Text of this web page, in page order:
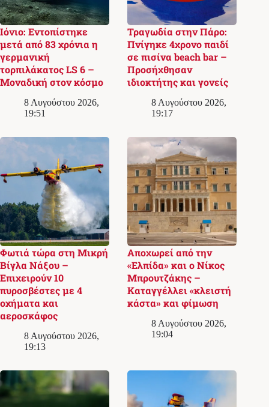
Ιόνιο: Εντοπίστηκε
μετά από 83 χρόνια η
γερμανική
τορπιλάκατος LS 6 –
Μοναδική στον κόσμο
8 Αυγούστου 2026,
19:51
Τραγωδία στην Πάρο:
Πνίγηκε 4χρονο παιδί
σε πισίνα beach bar –
Προσήχθησαν
ιδιοκτήτης και γονείς
8 Αυγούστου 2026,
19:17
Φωτιά τώρα στη Μικρή
Βίγλα Νάξου –
Επιχειρούν 10
πυροσβέστες με 4
οχήματα και
αεροσκάφος
8 Αυγούστου 2026,
19:13
Αποχωρεί από την
«Ελπίδα» και ο Νίκος
Μπρουτζάκης –
Καταγγέλλει «κλειστή
κάστα» και φίμωση
8 Αυγούστου 2026,
19:04